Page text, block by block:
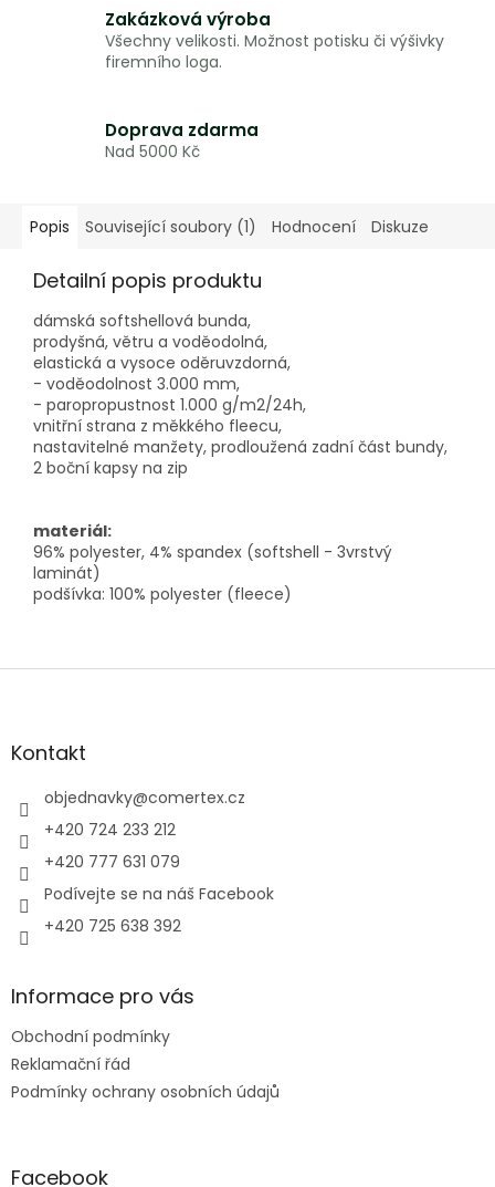
Zakázková výroba
Všechny velikosti. Možnost potisku či výšivky
firemního loga.
Doprava zdarma
Nad 5000 Kč
Popis Související soubory (1) Hodnocení Diskuze
Detailní popis produktu
dámská softshellová bunda,
prodyšná, větru a voděodolná,
elastická a vysoce oděruvzdorná,
- voděodolnost 3.000 mm,
- paropropustnost 1.000 g/m2/24h,
vnitřní strana z měkkého fleecu,
nastavitelné manžety, prodloužená zadní část bundy,
2 boční kapsy na zip
materiál:
96% polyester, 4% spandex (softshell - 3vrstvý
laminát)
podšívka: 100% polyester (fleece)
Z
aKontakt
objednavky@comertex.cz
+420 724 233 212
+420 777 631 079
Podívejte se na náš Facebook
+420 725 638 392
Informace pro vás
Obchodní podmínky
Reklamační řád
Podmínky ochrany osobních údajů
Facebook